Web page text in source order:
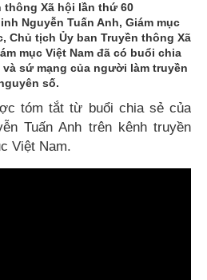
thông Xã hội lần thứ 60
Nguyễn Tuấn Anh, Giám mục
Chủ tịch Ủy ban Truyền thông Xã
mục Việt Nam đã có buổi chia
sứ mạng của người làm truyền
số.
tóm tắt từ buổi chia sẻ của
Tuấn Anh trên kênh truyền
Việt Nam.